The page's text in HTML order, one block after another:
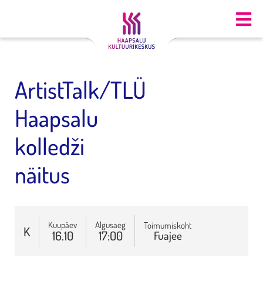
ArtistTalk/TLÜ
Haapsalu
kolledži
näitus
K Kuupäev
16.10
Algusaeg
17:00
Toimumiskoht
Fuajee